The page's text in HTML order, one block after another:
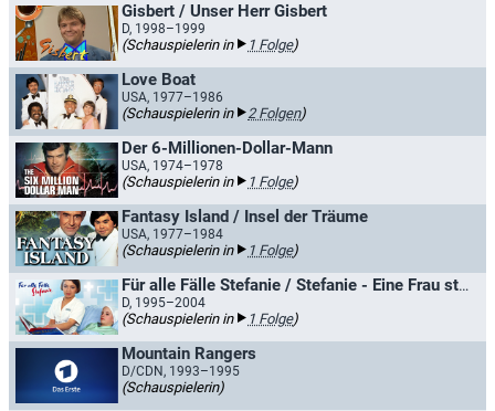
Gisbert / Unser Herr Gisbert
D, 1998–1999
(Schauspielerin in 1 Folge)
Love Boat
USA, 1977–1986
(Schauspielerin in 2 Folgen)
Der 6-Millionen-Dollar-Mann
USA, 1974–1978
(Schauspielerin in 1 Folge)
Fantasy Island / Insel der Träume
USA, 1977–1984
(Schauspielerin in 1 Folge)
Für alle Fälle Stefanie / Stefanie - Eine Frau startet durch
D, 1995–2004
(Schauspielerin in 1 Folge)
Mountain Rangers
D/CDN, 1993–1995
(Schauspielerin)